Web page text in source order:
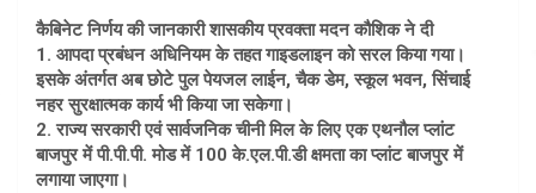
कैबिनेट निर्णय की जानकारी शासकीय प्रवक्ता मदन कौशिक ने दी
1. आपदा प्रबंधन अधिनियम के तहत गाइडलाइन को सरल किया गया।
इसके अंतर्गत अब छोटे पुल पेयजल लाईन, चैक डेम, स्कूल भवन, सिंचाई
नहर सुरक्षात्मक कार्य भी किया जा सकेगा।
2. राज्य सरकारी एवं सार्वजनिक चीनी मिल के लिए एक एथनौल प्लांट
बाजपुर में पी.पी.पी. मोड में 100 के.एल.पी.डी क्षमता का प्लांट बाजपुर में
लगाया जाएगा।